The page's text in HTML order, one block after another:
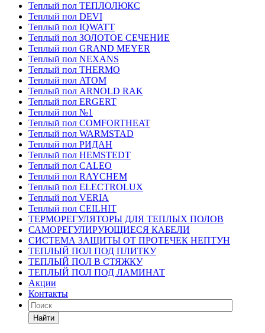
Теплый пол ТЕПЛОЛЮКС
Теплый пол DEVI
Теплый пол IQWATT
Теплый пол ЗОЛОТОЕ СЕЧЕНИЕ
Теплый пол GRAND MEYER
Теплый пол NEXANS
Теплый пол THERMO
Теплый пол ATOM
Теплый пол ARNOLD RAK
Теплый пол ERGERT
Теплый пол №1
Теплый пол COMFORTHEAT
Теплый пол WARMSTAD
Теплый пол РИДАН
Теплый пол HEMSTEDT
Теплый пол CALEO
Теплый пол RAYCHEM
Теплый пол ELECTROLUX
Теплый пол VERIA
Теплый пол CEILHIT
ТЕРМОРЕГУЛЯТОРЫ ДЛЯ ТЕПЛЫХ ПОЛОВ
САМОРЕГУЛИРУЮЩИЕСЯ КАБЕЛИ
СИСТЕМА ЗАЩИТЫ ОТ ПРОТЕЧЕК НЕПТУН
ТЕПЛЫЙ ПОЛ ПОД ПЛИТКУ
ТЕПЛЫЙ ПОЛ В СТЯЖКУ
ТЕПЛЫЙ ПОЛ ПОД ЛАМИНАТ
Акции
Контакты
Найти